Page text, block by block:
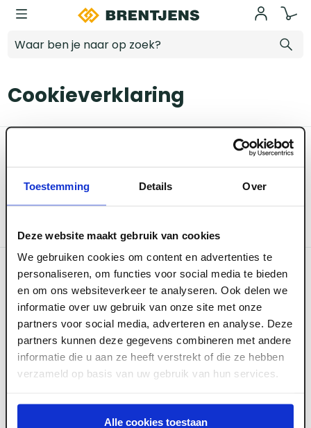
Toestemming Details Over
Deze website maakt gebruik van cookies
We gebruiken cookies om content en advertenties te
personaliseren, om functies voor social media te bieden
en om ons websiteverkeer te analyseren. Ook delen we
informatie over uw gebruik van onze site met onze
partners voor social media, adverteren en analyse. Deze
partners kunnen deze gegevens combineren met andere
informatie die u aan ze heeft verstrekt of die ze hebben
verzameld op basis van uw gebruik van hun services.
Alle cookies toestaan
Ga naar hoofdinhoud
Cookieverklaring
Service & Info
Algemene voorwaarden
Privacy beleid
Disclaimer
Cookies
Copyright ©2026Brentjens Bouwproducten